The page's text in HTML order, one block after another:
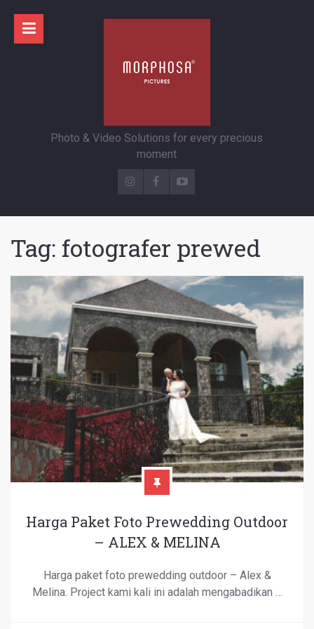
Photo & Video Solutions for every precious
moment
Tag: fotografer prewed
Harga Paket Foto Prewedding Outdoor
– ALEX & MELINA
Harga paket foto prewedding outdoor – Alex &
Melina. Project kami kali ini adalah mengabadikan …